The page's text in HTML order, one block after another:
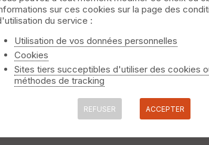
sur ces cookies sur la page des
du service :
Utilisation de vos données personnelles
Cookies
Sites tiers succeptibles d'utiliser des cookies
méthodes de tracking
REFUSER ACCEPTER